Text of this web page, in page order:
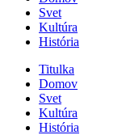
Svet
Kultúra
História
Titulka
Domov
Svet
Kultúra
História